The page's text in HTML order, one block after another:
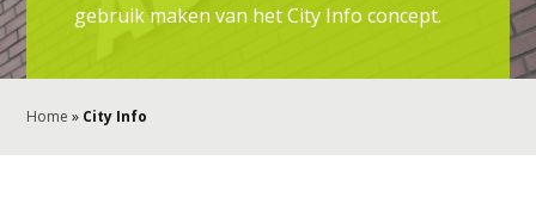
gebruik maken van het City Info concept.
Home » City Info